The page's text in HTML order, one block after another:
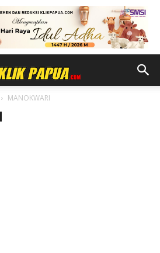
MANOKWARI